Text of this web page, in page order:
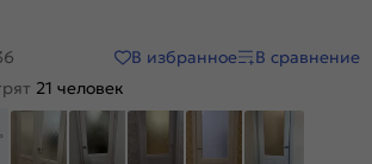
В избранное
В сравнение
21 человек